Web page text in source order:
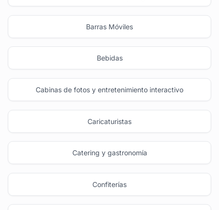
Barras Móviles
Bebidas
Cabinas de fotos y entretenimiento interactivo
Caricaturistas
Catering y gastronomía
Confiterías